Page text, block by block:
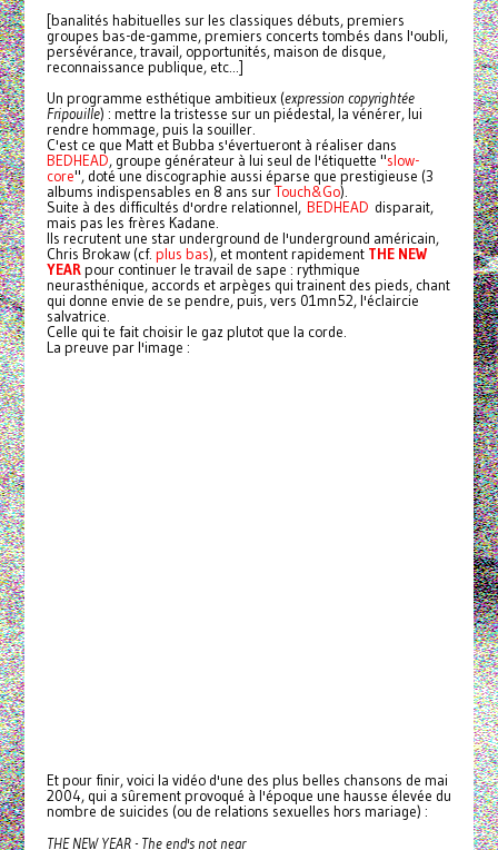
[banalités habituelles sur les classiques débuts, premiers
groupes bas-de-gamme, premiers concerts tombés dans l'oubli,
persévérance, travail, opportunités, maison de disque,
reconnaissance publique, etc...]
Un programme esthétique ambitieux (expression copyrightée
Fripouille) : mettre la tristesse sur un piédestal, la vénérer, lui
rendre hommage, puis la souiller.
C'est ce que Matt et Bubba s'évertueront à réaliser dans
BEDHEAD, groupe générateur à lui seul de l'étiquette "slow-
core", doté une discographie aussi éparse que prestigieuse (3
albums indispensables en 8 ans surTouch&Go).
Suite à des difficultés d'ordre relationnel, BEDHEAD disparait,
mais pas les frères Kadane.
Ils recrutent une star underground de l'underground américain,
Chris Brokaw (cf. plus bas), et montent rapidement THE NEW
YEARpour continuer le travail de sape : rythmique
neurasthénique, accords et arpèges qui trainent des pieds, chant
qui donne envie de se pendre, puis, vers 01mn52, l'éclaircie
salvatrice.
Celle qui te fait choisir le gaz plutot que la corde.
La preuve par l'image :
Et pour finir, voici la vidéo d'une des plus belles chansons de mai
2004, qui a sûrement provoqué à l'époque une hausse élevée du
nombre de suicides (ou de relations sexuelles hors mariage) :
THE NEW YEAR - The end's not near